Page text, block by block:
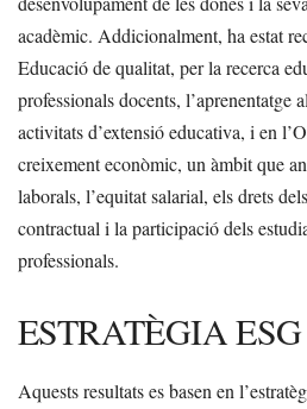
acadèmic. Addicionalment, ha estat
Educació de qualitat, per la recerca
professionals docents, l’aprenentatge
activitats d’extensió educativa, i en
creixement econòmic, un àmbit que
laborals, l’equitat salarial, els drets
contractual i la participació dels
professionals.
ESTRATÈGIA ESG
Aquests resultats es basen en